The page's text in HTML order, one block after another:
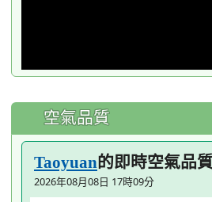
空氣品質
Taoyuan的即時空氣品
2026年08月08日 17時09分